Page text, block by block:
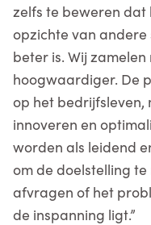
zelfs te beweren dat
opzichte van andere
beter is. Wij
hoogwaardiger. De
op het bedrijfsleven,
innoveren en
worden als leidend
om de doelstelling
afvragen of het
de inspanning ligt.”